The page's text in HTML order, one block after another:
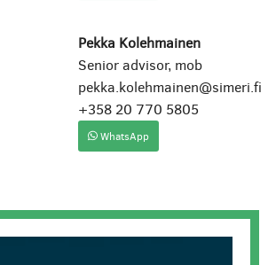
Pekka Kolehmainen
Senior advisor, mob
pekka.kolehmainen@simeri.fi
+358 20 770 5805
WhatsApp